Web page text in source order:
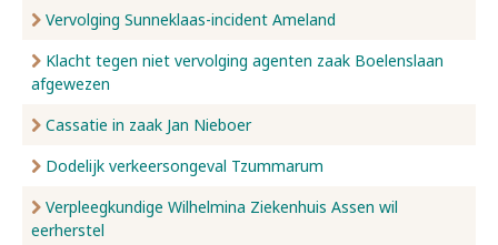
Vervolging Sunneklaas-incident Ameland
Klacht tegen niet vervolging agenten zaak Boelenslaan
afgewezen
Cassatie in zaak Jan Nieboer
Dodelijk verkeersongeval Tzummarum
Verpleegkundige Wilhelmina Ziekenhuis Assen wil
eerherstel